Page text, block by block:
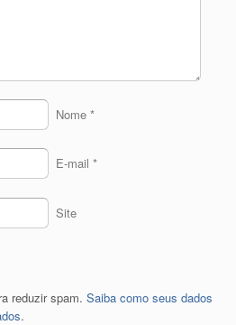
Nome *
E-mail *
Site
reduzir spam.Saiba como seus dados
.